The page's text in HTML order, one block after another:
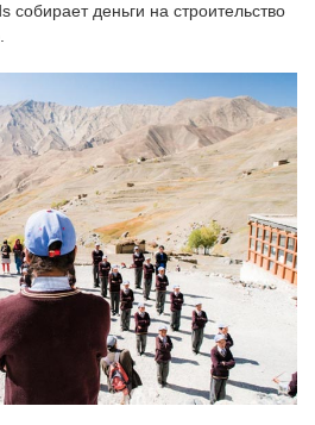
деньги на строительство